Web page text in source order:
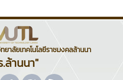
าลัยเทคโนโลยีราชมงคลล้านนา
ล้านนา"